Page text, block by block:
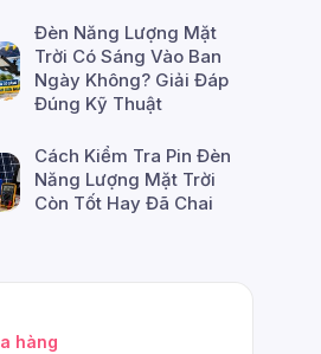
Đèn Năng Lượng Mặt
Trời Có Sáng Vào Ban
Ngày Không? Giải Đáp
Đúng Kỹ Thuật
Cách Kiểm Tra Pin Đèn
Năng Lượng Mặt Trời
Còn Tốt Hay Đã Chai
hàng